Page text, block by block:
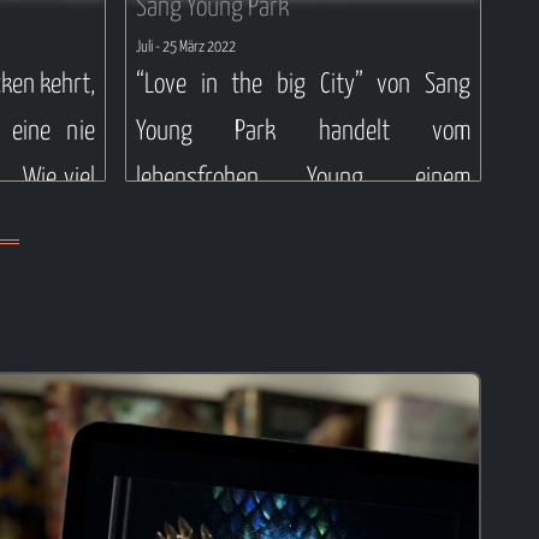
kehrt,
nie
Wie viel
nie
Wie viel
der
Sang Young Park
Juli- 25 März 2022
“Love in the big City” von Sang
Young Park handelt vom
lebensfrohen Young, einem
30er Jahre.
Weiterlesen ...